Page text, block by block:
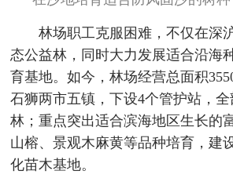
林场职工克服困难，不仅在深
态公益林，同时大力发展适合沿海
育基地。如今，林场经营总面积
石狮两市五镇，下设4个管护站，
林；重点突出适合滨海地区生长的
山榕、景观木麻黄等品种培育，建
化苗木基地。